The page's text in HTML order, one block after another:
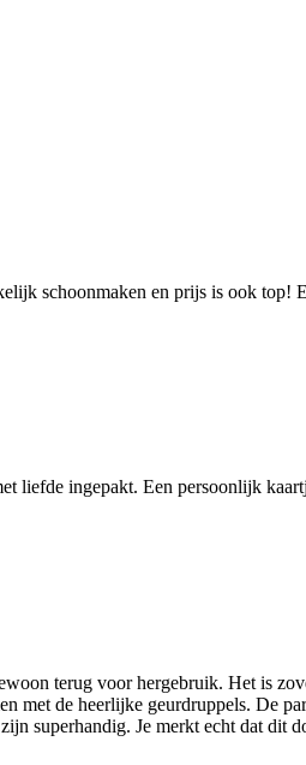
schoonmaken en prijs is ook top!
liefde ingepakt. Een persoonlijk
terug voor hergebruik. Het is
de heerlijke geurdruppels. De
superhandig. Je merkt echt dat dit